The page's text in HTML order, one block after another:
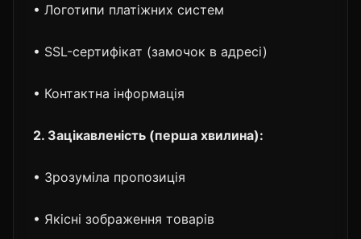
• Логотипи платіжних систем
• SSL-сертифікат (замочок в адресі)
• Контактна інформація
2. Зацікавленість (перша хвилина):
• Зрозуміла пропозиція
• Якісні зображення товарів